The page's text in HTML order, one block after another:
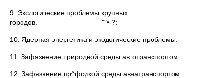
9. Экслогические проблемы крупных
городов. ""•-?:
10. Ядерная энергетика и экодогические проблемы.
11. Зафязнение природной среды автотранспортом.
12. Зафязнение пр^фодкой среды авнатранспортом.